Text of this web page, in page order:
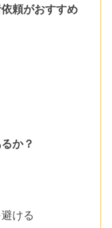
頼がおすすめ
か？
ける